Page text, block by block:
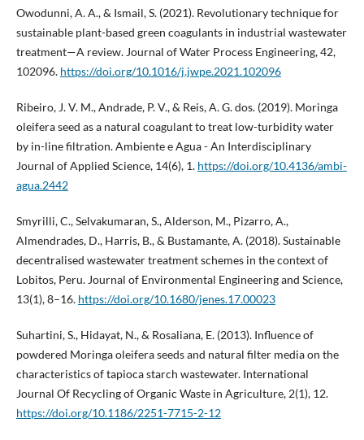
Owodunni, A. A., & Ismail, S. (2021). Revolutionary technique for
sustainable plant-based green coagulants in industrial wastewater
treatment—A review. Journal of Water Process Engineering, 42,
102096. https://doi.org/10.1016/j.jwpe.2021.102096
Ribeiro, J. V. M., Andrade, P. V., & Reis, A. G. dos. (2019). Moringa
oleifera seed as a natural coagulant to treat low-turbidity water
by in-line filtration. Ambiente e Agua - An Interdisciplinary
Journal of Applied Science, 14(6), 1. https://doi.org/10.4136/ambi-
agua.2442
Smyrilli, C., Selvakumaran, S., Alderson, M., Pizarro, A.,
Almendrades, D., Harris, B., & Bustamante, A. (2018). Sustainable
decentralised wastewater treatment schemes in the context of
Lobitos, Peru. Journal of Environmental Engineering and Science,
13(1), 8–16. https://doi.org/10.1680/jenes.17.00023
Suhartini, S., Hidayat, N., & Rosaliana, E. (2013). Influence of
powdered Moringa oleifera seeds and natural filter media on the
characteristics of tapioca starch wastewater. International
Journal Of Recycling of Organic Waste in Agriculture, 2(1), 12.
https://doi.org/10.1186/2251-7715-2-12